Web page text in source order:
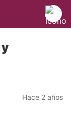
Hace 2 años